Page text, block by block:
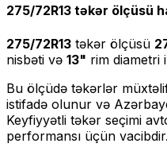
275/72R13 təkər ölçüsü
275/72R13 təkər ölçüsü
nisbəti və 13" rim diametri
Bu ölçüdə təkərlər
istifadə olunur və
Keyfiyyətli təkər seçimi
performansı üçün vacibdir.